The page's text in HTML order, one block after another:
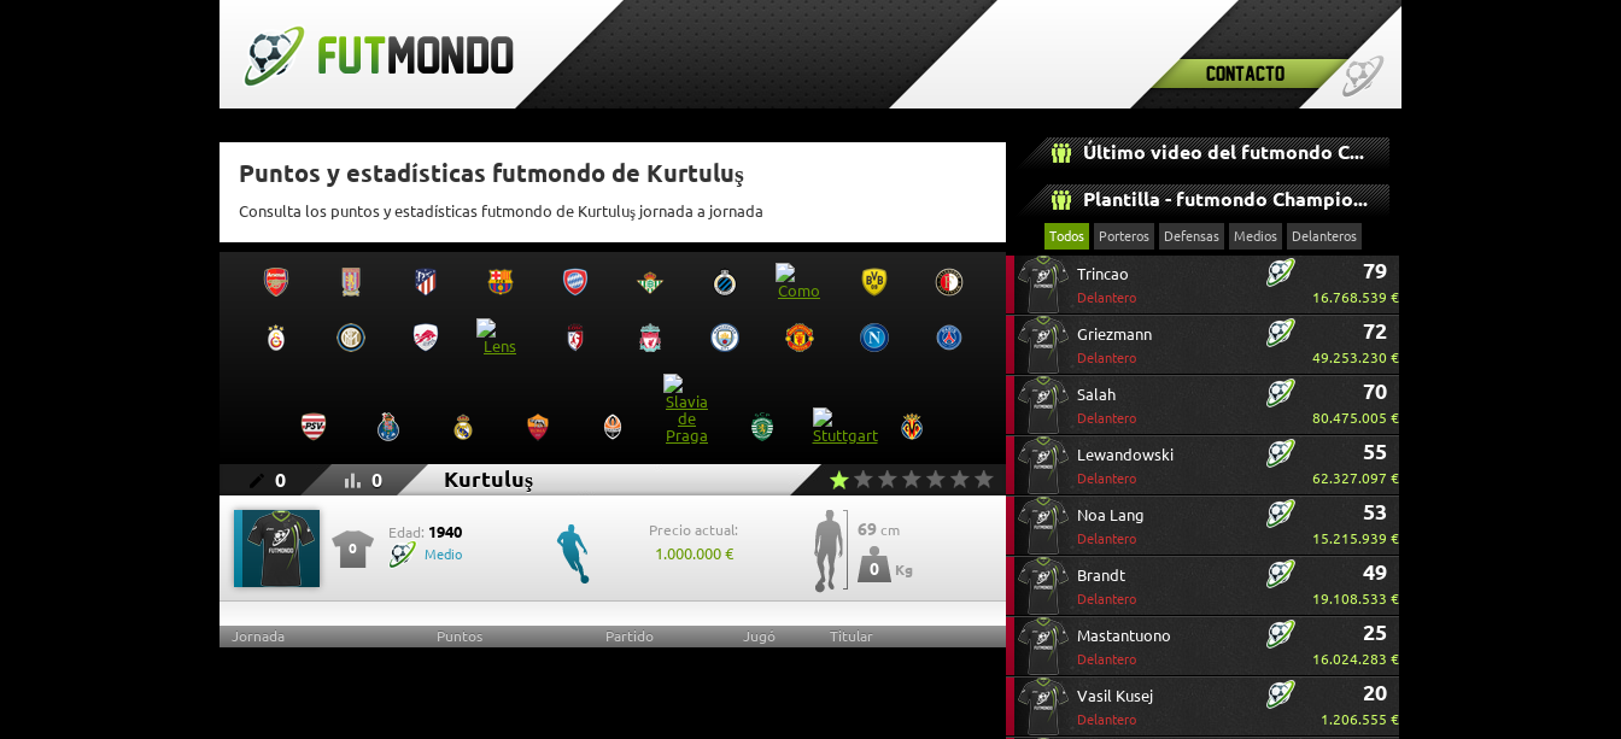
Contacto
Puntos y estadísticas futmondo de Kurtuluş
Consulta los puntos y estadísticas futmondo de Kurtuluş jornada a jornada
0 0 Kurtuluş
0
Edad: 1940
Medio
Precio actual:
1.000.000 €
69 cm
0 Kg
Jornada Puntos Partido Jugó Titular
Último video del futmondo Champions
Plantilla - futmondo Champions
Todos Porteros Defensas Medios Delanteros
Trincao
Delantero
79
16.768.539 €
Griezmann
Delantero
72
49.253.230 €
Salah
Delantero
70
80.475.005 €
Lewandowski
Delantero
55
62.327.097 €
Noa Lang
Delantero
53
15.215.939 €
Brandt
Delantero
49
19.108.533 €
Mastantuono
Delantero
25
16.024.283 €
Vasil Kusej
Delantero
20
1.206.555 €